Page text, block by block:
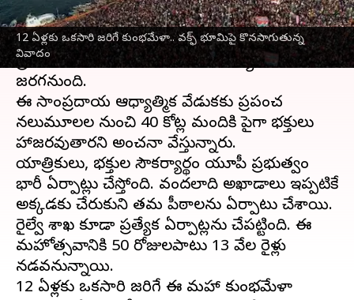
12 ఏళ్లకు ఒకసారి జరిగే కుంభమేళా.. వక్ఫ్ భూమిపై కొనసాగుతున్న
వివాదం
ఈ వార్తాకథనం ఏంటి
ఈ నెల 13 నుంచి ఫిబ్రవరి 27 వరకుఉత్తర్‌ప్రదేశ్‌లోని
ప్రయాగ్‌రాజ్‌లో మహా కుంభమేళా అత్యంత ఘనంగా
జరగనుంది.
ఈ సాంప్రదాయ ఆధ్యాత్మిక వేడుకకు ప్రపంచ
నలుమూలల నుంచి 40 కోట్ల మందికి పైగా భక్తులు
హాజరవుతారని అంచనా వేస్తున్నారు.
యాత్రికులు, భక్తుల సౌకర్యార్థం యూపీ ప్రభుత్వం
భారీ ఏర్పాట్లు చేస్తోంది. వందలాది అఖాడాలు ఇప్పటికే
అక్కడకు చేరుకుని తమ పీఠాలను ఏర్పాటు చేశాయి.
రైల్వే శాఖ కూడా ప్రత్యేక ఏర్పాట్లను చేపట్టింది. ఈ
మహోత్సవానికి 50 రోజులపాటు 13 వేల రైళ్లు
నడవనున్నాయి.
12 ఏళ్లకు ఒకసారి జరిగే ఈ మహా కుంభమేళా